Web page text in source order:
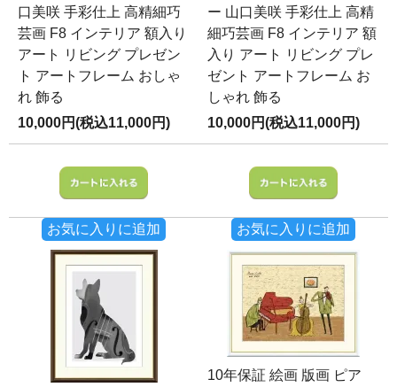
口美咲 手彩仕上 高精細巧
芸画 F8 インテリア 額入り
アート リビング プレゼン
ト アートフレーム おしゃ
れ 飾る
10,000円(税込11,000円)
お気に入りに追加
ー 山口美咲 手彩仕上 高精
細巧芸画 F8 インテリア 額
入り アート リビング プレ
ゼント アートフレーム お
しゃれ 飾る
10,000円(税込11,000円)
お気に入りに追加
10年保証 絵画 版画 ピア